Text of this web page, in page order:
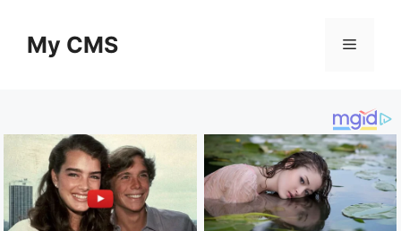
contentMy CMS Menu